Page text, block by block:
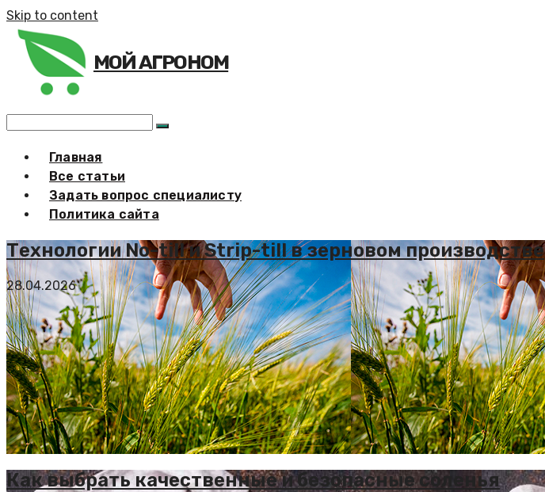
Skip to content
МОЙ АГРОНОМ
Главная
Все статьи
Задать вопрос специалисту
Политика сайта
Технологии No-till и Strip-till в зерновом производстве
28.04.2026
Как выбрать качественные и безопасные соленья